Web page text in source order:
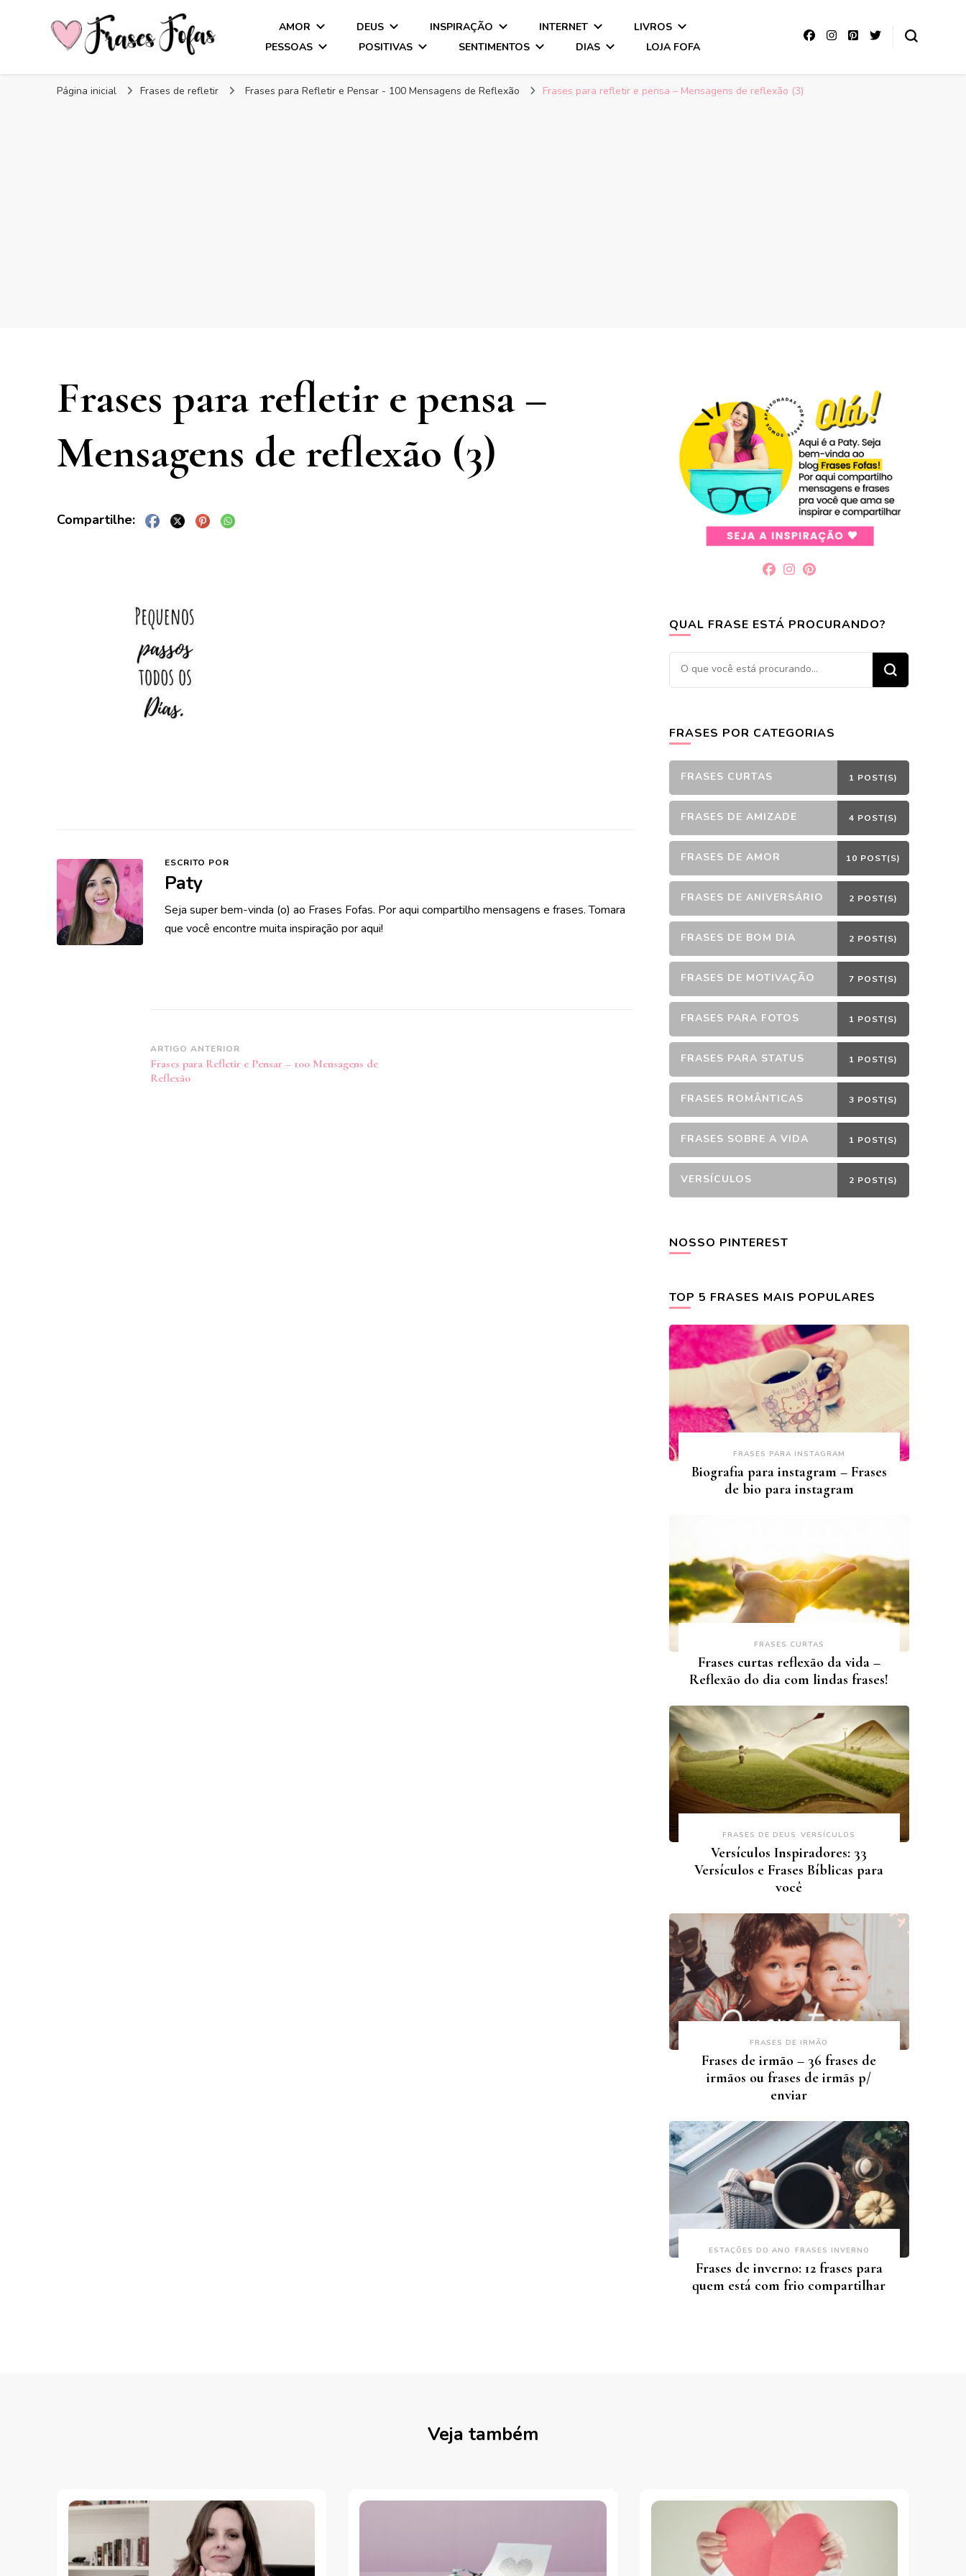
Frases Fofas
AMOR DEUS INSPIRAÇÃO INTERNET
LIVROS
PESSOAS
POSITIVAS SENTIMENTOS DIAS LOJA FOFA
Página inicial Frases de refletir Frases para Refletir e Pensar - 100 Mensagens de Reflexão Frases para refletir e pensa – Mensagens de reflexão (3)
Frases para refletir e pensa –
Mensagens de reflexão (3)
ESCRITO POR
Paty
Seja super bem-vinda (o) ao Frases Fofas. Por aqui compartilho mensagens e frases. Tomara
que você encontre muita inspiração por aqui!
Navegação
de
ARTIGO ANTERIOR
Frases para Refletir e Pensar – 100 Mensagens de
Reflexão
QUAL FRASE ESTÁ PROCURANDO?
Procurando
algo?
FRASES POR CATEGORIAS
FRASES CURTAS 1 POST(S)
FRASES DE AMIZADE 4 POST(S)
FRASES DE AMOR 10 POST(S)
FRASES DE ANIVERSÁRIO 2 POST(S)
FRASES DE BOM DIA 2 POST(S)
FRASES DE MOTIVAÇÃO 7 POST(S)
FRASES PARA FOTOS 1 POST(S)
FRASES PARA STATUS 1 POST(S)
FRASES ROMÂNTICAS 3 POST(S)
FRASES SOBRE A VIDA 1 POST(S)
VERSÍCULOS 2 POST(S)
NOSSO PINTEREST
TOP 5 FRASES MAIS POPULARES
FRASES PARA INSTAGRAM
Biografia para instagram – Frases
de bio para instagram
FRASES CURTAS
Frases curtas reflexão da vida –
Reflexão do dia com lindas frases!
FRASES DE DEUS VERSÍCULOS
Versículos Inspiradores: 33
Versículos e Frases Bíblicas para
você
FRASES DE IRMÃO
Frases de irmão – 36 frases de
irmãos ou frases de irmãs p/
enviar
ESTAÇÕES DO ANO FRASES INVERNO
Frases de inverno: 12 frases para
quem está com frio compartilhar
Veja também